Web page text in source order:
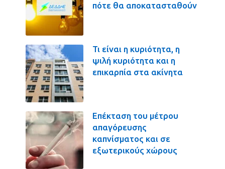
πότε θα αποκατασταθούν
Τι είναι η κυριότητα, η
ψιλή κυριότητα και η
επικαρπία στα ακίνητα
Επέκταση του μέτρου
απαγόρευσης
καπνίσματος και σε
εξωτερικούς χώρους